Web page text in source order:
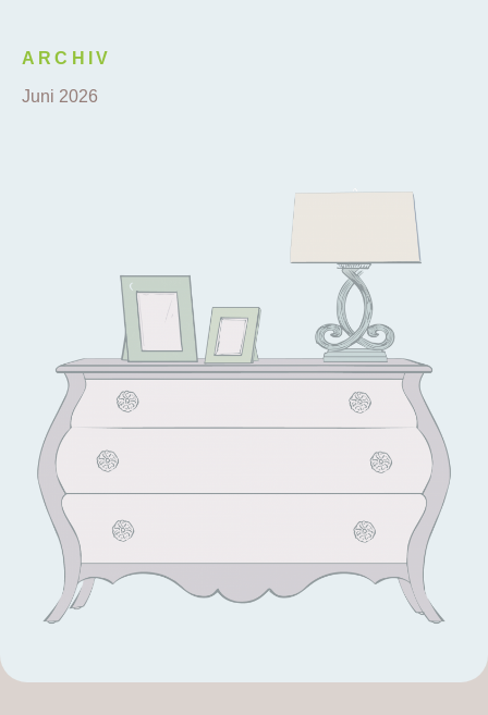
ARCHIV
Juni 2026